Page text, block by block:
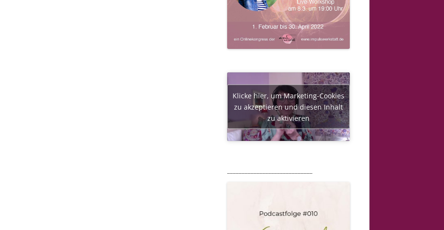
Klicke hier, um Marketing-Cookies
zu akzeptieren und diesen Inhalt
zu aktivieren